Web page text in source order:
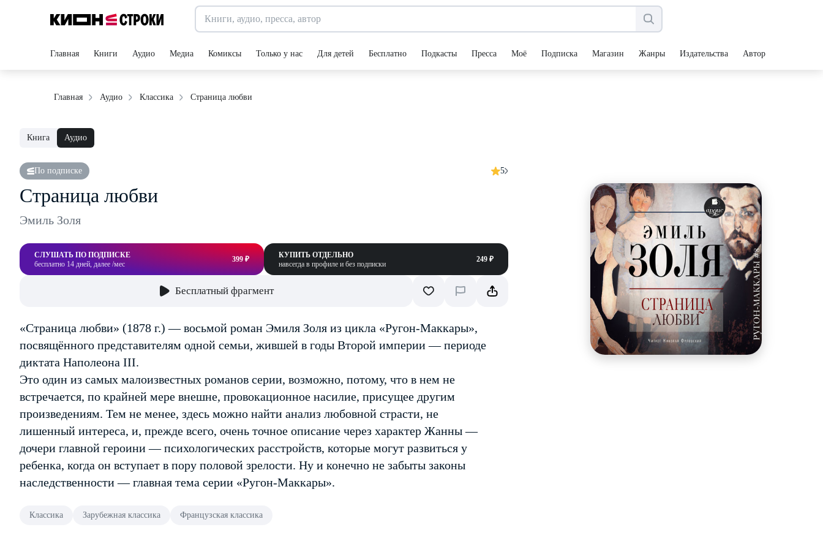
Главная Книги Аудио Медиа Комиксы Только у нас Для детей Бесплатно Подкасты Пресса Моё Подписка Магазин Жанры Издательства Авторы
Главная Аудио Классика Страница любви
Книга Аудио
По подписке 5
Страница любви
Эмиль Золя
СЛУШАТЬ ПО ПОДПИСКЕ
бесплатно 14 дней, далее /мес
399 ₽
КУПИТЬ ОТДЕЛЬНО
навсегда в профиле и без подписки
249 ₽
Бесплатный фрагмент
«Страница любви» (1878 г.) — восьмой роман Эмиля Золя из цикла «Ругон-Маккары»,
посвящённого представителям одной семьи, жившей в годы Второй империи — периоде
диктата Наполеона III.
Это один из самых малоизвестных романов серии, возможно, потому, что в нем не
встречается, по крайней мере внешне, провокационное насилие, присущее другим
произведениям. Тем не менее, здесь можно найти анализ любовной страсти, не
лишенный интереса, и, прежде всего, очень точное описание через характер Жанны —
дочери главной героини — психологических расстройств, которые могут развиться у
ребенка, когда он вступает в пору половой зрелости. Ну и конечно не забыты законы
наследственности — главная тема серии «Ругон-Маккары».
Классика Зарубежная классика Французская классика